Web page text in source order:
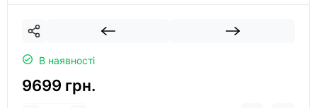
В наявності
9699 грн.